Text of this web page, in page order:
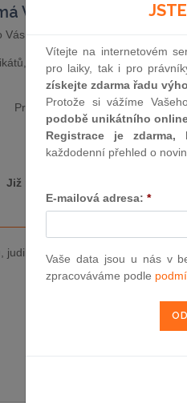
Vás tento aktuální
je určena naše služba „
které jsou určené pouze
veřejně.
Pro více informací navštivte náš
E-SHOP
Již mám předplatné -
judikatura, právo | www.epravo.cz
Vítejte na internetovém
pro laiky, tak i pro
získejte zdarma řadu
Protože si vážíme
podobě unikátního
Registrace je zdarma,
každodenní přehled o
E-mailová adresa: *
Vaše data jsou u nás v
zpracováváme podle